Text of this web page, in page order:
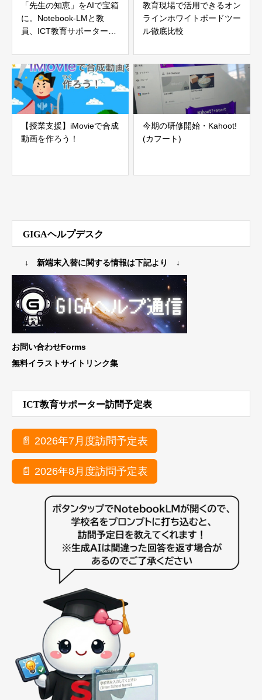
「先生の知恵」をAIで宝箱
に。Notebook-LMと教
員、ICT教育サポーターで
教育現場で活用できるオン
ラインホワイトボードツー
ル徹底比較
【授業支援】iMovieで合成
動画を作ろう！
今期の研修開始・Kahoot!
(カフート)
GIGAヘルプデスク
↓ 新端末入替に関する情報は下記より ↓
お問い合わせForms
無料イラストサイトリンク集
ICT教育サポーター訪問予定表
📄 2026年7月度訪問予定表
📄 2026年8月度訪問予定表